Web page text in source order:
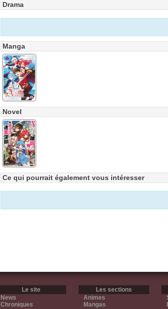
Drama
Manga
Novel
Ce qui pourrait également vous intéresser
Le site
News
Chroniques
Les sections
Animes
Mangas